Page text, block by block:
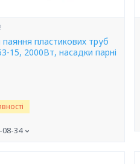
пластикових труб
15, 2000Вт, насадки парні
08-34